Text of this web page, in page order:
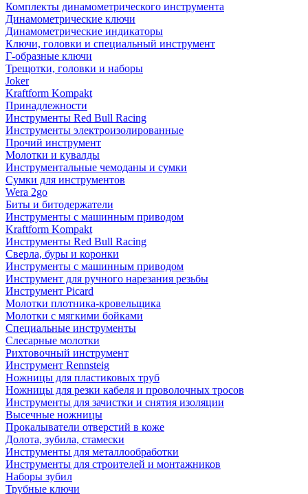
Комплекты динамометрического инструмента
Динамометрические ключи
Динамометрические индикаторы
Ключи, головки и специальный инструмент
Г-образные ключи
Трещотки, головки и наборы
Joker
Kraftform Kompakt
Принадлежности
Инструменты Red Bull Racing
Инструменты электроизолированные
Прочий инструмент
Молотки и кувалды
Инструментальные чемоданы и сумки
Сумки для инструментов
Wera 2go
Биты и битодержатели
Инструменты с машинным приводом
Kraftform Kompakt
Инструменты Red Bull Racing
Сверла, буры и коронки
Инструменты с машинным приводом
Инструмент для ручного нарезания резьбы
Инструмент Picard
Молотки плотника-кровельщика
Молотки с мягкими бойками
Специальные инструменты
Слесарные молотки
Рихтовочный инструмент
Инструмент Rennsteig
Ножницы для пластиковых труб
Ножницы для резки кабеля и проволочных тросов
Инструменты для зачистки и снятия изоляции
Высечные ножницы
Прокалыватели отверстий в коже
Долота, зубила, стамески
Инструменты для металлообработки
Инструменты для строителей и монтажников
Наборы зубил
Трубные ключи